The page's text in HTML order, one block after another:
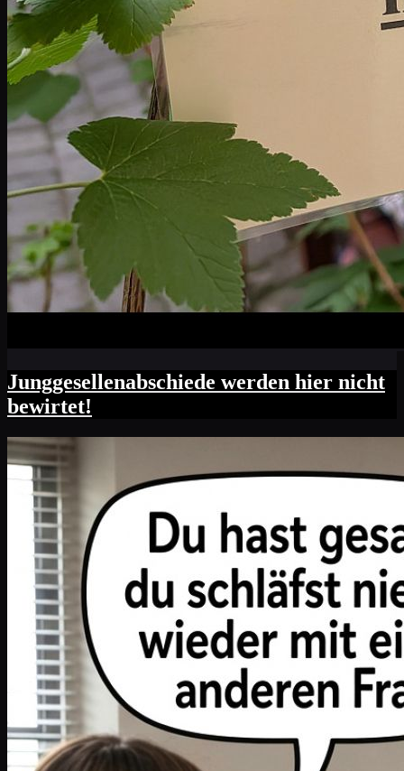
Junggesellenabschiede werden hier nicht
bewirtet!